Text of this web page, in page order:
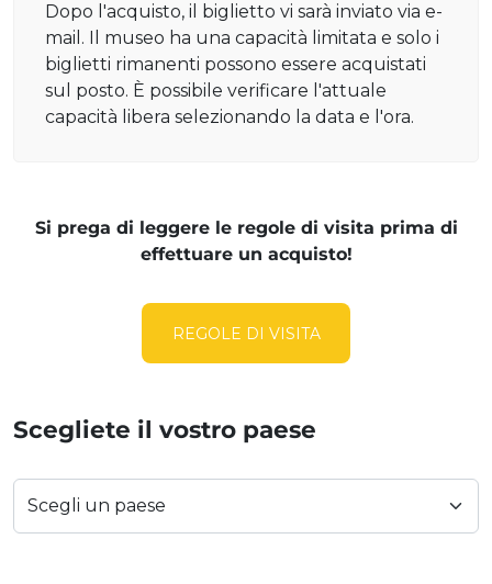
Dopo l'acquisto, il biglietto vi sarà inviato via e-
mail. Il museo ha una capacità limitata e solo i
biglietti rimanenti possono essere acquistati
sul posto. È possibile verificare l'attuale
capacità libera selezionando la data e l'ora.
Si prega di leggere le regole di visita prima di
effettuare un acquisto!
REGOLE DI VISITA
Scegliete il vostro paese